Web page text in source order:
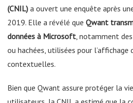
(CNIL) a ouvert une enquête après
2019. Elle a révélé que Qwant
données à Microsoft , notamment
ou hachées, utilisées pour l’affichage
contextuelles.
Bien que Qwant assure protéger la